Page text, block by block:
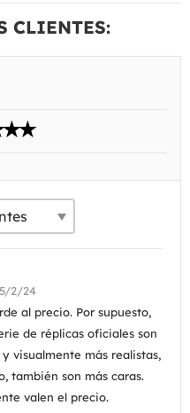
CLIENTES:
2/24
al precio. Por supuesto,
de réplicas oficiales son
visualmente más realistas,
también son más caras.
valen el precio.